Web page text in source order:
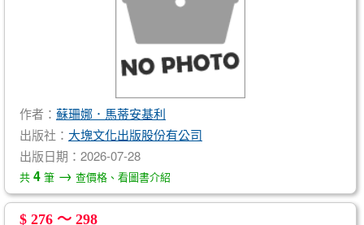
作者： 蘇珊娜．馬蒂安基利
出版社： 大塊文化出版股份有公司
出版日期：2026-07-28
共 4 筆 → 查價格、看圖書介紹
$ 276 ～ 298